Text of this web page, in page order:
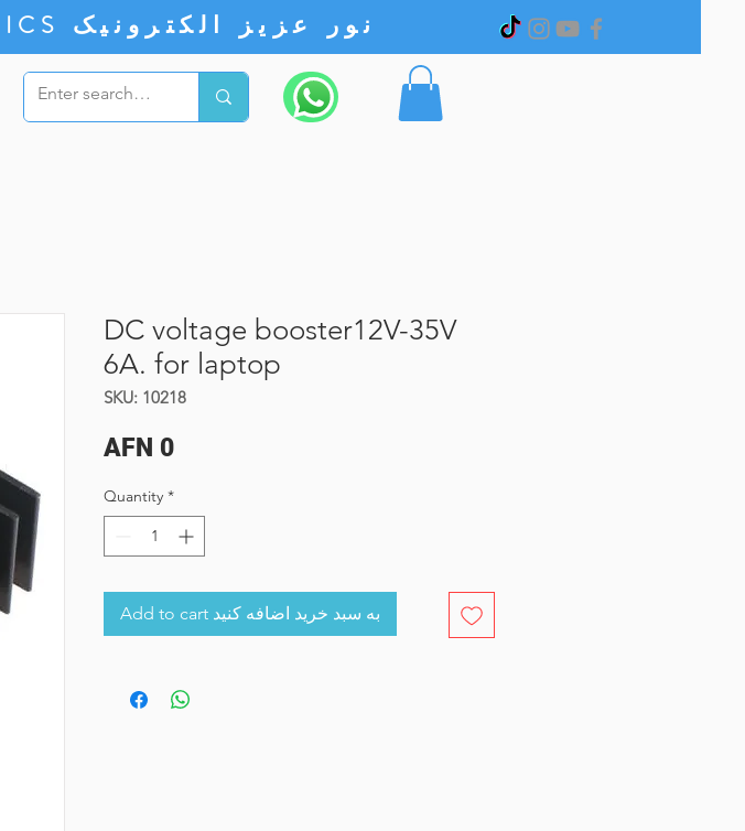
DC voltage booster12V-35V
6A. for laptop
SKU: 10218
AFN 0Price
Quantity *
Add to cart به سبد خرید اضافه کنید